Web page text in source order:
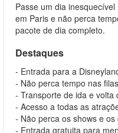
Passe um dia
em Paris e não perca
pacote de dia completo.
Destaques
- Entrada para a
- Não perca tempo nas
- Transporte de ida e volta
- Acesso a todas as
- Não perca os shows e
- Entrada gratuita para